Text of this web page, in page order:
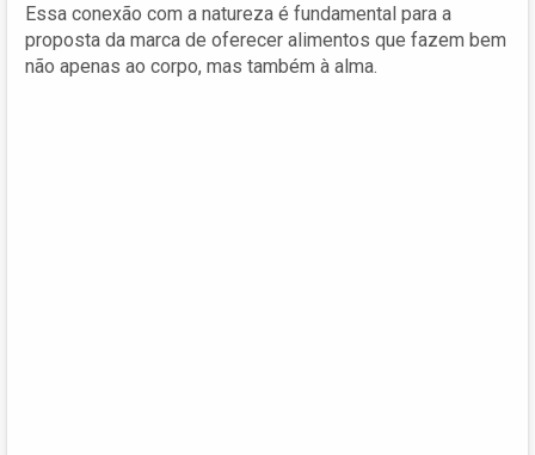
Essa conexão com a natureza é fundamental para a
proposta da marca de oferecer alimentos que fazem bem
não apenas ao corpo, mas também à alma.